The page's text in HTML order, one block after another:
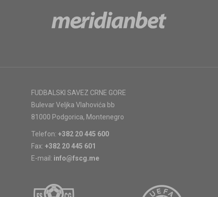
FUDBALSKI SAVEZ CRNE GORE
Bulevar Veljka Vlahovića bb
81000 Podgorica, Montenegro
Telefon: +382 20 445 600
Fax: +382 20 445 601
E-mail: info@fscg.me